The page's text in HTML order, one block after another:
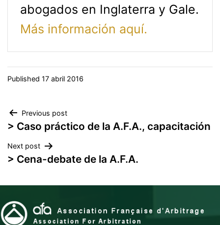
abogados en Inglaterra y Gale.
Más información aquí.
Published 17 abril 2016
Navegación
de
entradas
Previous post
> Caso práctico de la A.F.A., capacitación
Next post
> Cena-debate de la A.F.A.